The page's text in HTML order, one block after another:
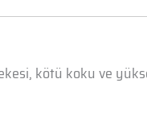
kötü koku ve